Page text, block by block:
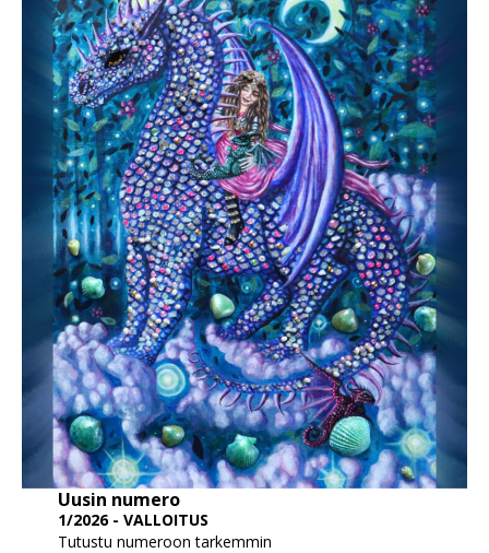
Uusin numero
1/2026 - VALLOITUS
Tutustu numeroon tarkemmin